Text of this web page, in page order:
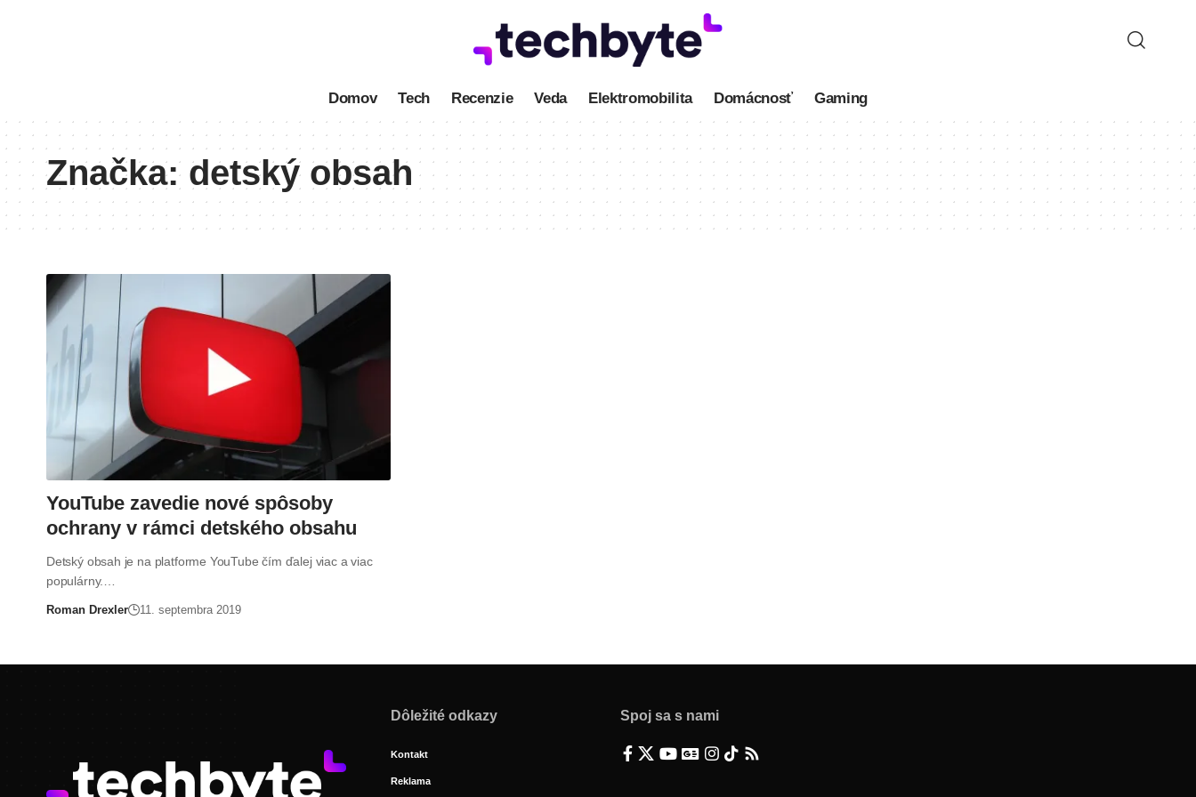
Domov Tech Recenzie Veda Elektromobilita Domácnosť Gaming
Značka: detský obsah
YouTube zavedie nové spôsoby
ochrany v rámci detského obsahu
Detský obsah je na platforme YouTube čím ďalej viac a viac
populárny.…
Roman Drexler 11. septembra 2019
Dôležité odkazy
Kontakt
Reklama
Spoj sa s nami